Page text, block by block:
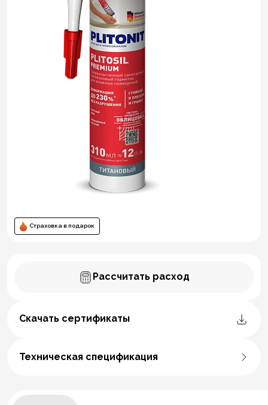
Страховка в подарок
Рассчитать расход
Скачать сертификаты
Техническая спецификация